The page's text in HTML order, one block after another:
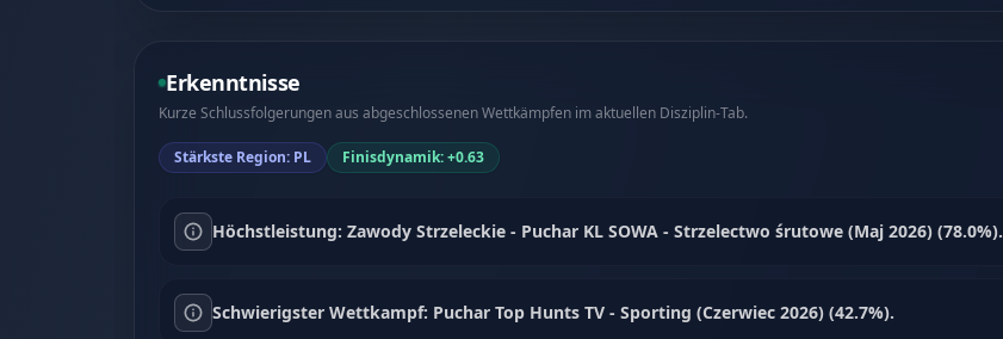
Erkenntnisse
Kurze Schlussfolgerungen aus abgeschlossenen Wettkämpfen im aktuellen Disziplin-Tab.
Stärkste Region: PL Finisdynamik: +0.63
Höchstleistung: Zawody Strzeleckie - Puchar KL SOWA - Strzelectwo śrutowe (Maj 2026) (78.0%).
Schwierigster Wettkampf: Puchar Top Hunts TV - Sporting (Czerwiec 2026) (42.7%).